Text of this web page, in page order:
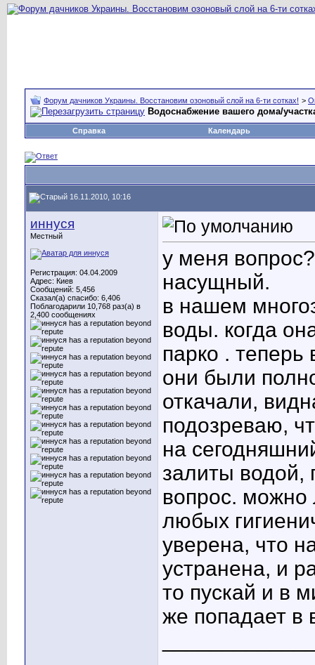
Форум дачников Украины. Восстановим озоновый слой на 6-ти сотках! >
Водоснабжение вашего дома/
Справка Календарь
16.11.2010, 10:16
иннуся
Местный
Регистрация: 04.04.2009
Адрес: Киев
Сообщений: 5,456
Сказал(а) спасибо: 6,406
Поблагодарили 10,768 раз(а) в
2,400 сообщениях
у меня
насущный.
в нашем
воды. когда
парко .
они были
откачали,
подозреваю,
на
залиты водой,
вопрос. можно
любых
уверена, что
устранена, и
то пускай и в
же попадает в